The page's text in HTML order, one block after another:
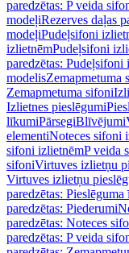
paredzētas: P veida
modeļiRezerves daļas
modeļiPudeļsifoni
izlietnēmPudeļsifoni
paredzētas:
modelisZemapmetuma
Zemapmetuma sifoni
Izlietnes pieslēgumi
līkumiPārsegiBlīvējumi
elementiNoteces sifoni
sifoni izlietnēmP veida
sifoniVirtuves izlietņu
Virtuves izlietņu
paredzētas: Pieslēguma
paredzētas: Piederumi
paredzētas: Noteces
paredzētas: P veida